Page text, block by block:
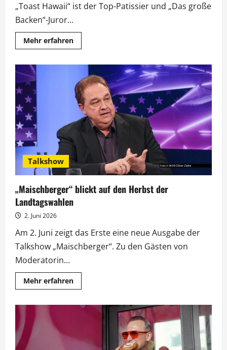
„Toast Hawaii“ ist der Top-Patissier und „Das große
Backen“-Juror...
Mehr erfahrenMehr
Informationen
Christian
Hümbs
wollte
den
Kölner
Dom
restaurieren
Talkshow
„Maischberger“ blickt auf den Herbst der
Landtagswahlen
2. Juni 2026
Am 2. Juni zeigt das Erste eine neue Ausgabe der
Talkshow „Maischberger“. Zu den Gästen von
Moderatorin...
Mehr erfahrenMehr
Informationen
blickt
der
Landtagswahlen